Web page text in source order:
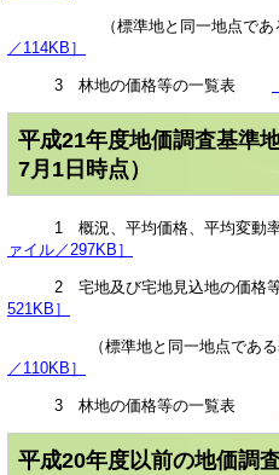
（標準地と同一地点であ
／114KB］
3 林地の価格等の一覧表
平成21年度地価調査基準
7月1日時点）
1 概況、平均価格、平均変動
ァイル／297KB］
2 宅地及び宅地見込地の価
521KB］
（標準地と同一地点であ
／110KB］
3 林地の価格等の一覧表
平成20年度以前の地価調